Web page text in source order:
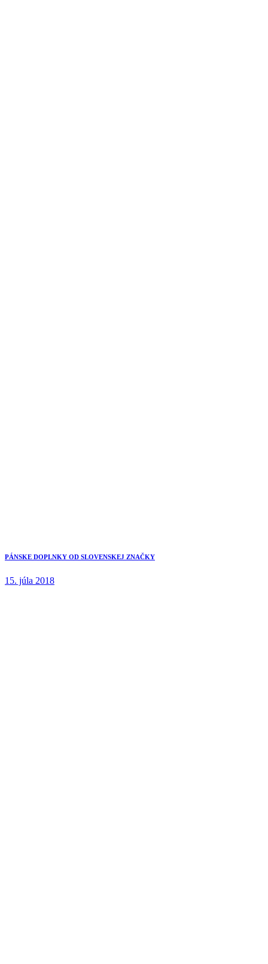
PÁNSKE DOPLNKY OD SLOVENSKEJ ZNAČKY
15. júla 2018